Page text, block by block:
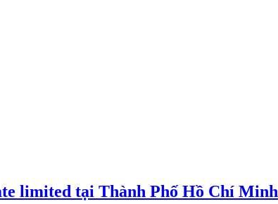
limited tại Thành Phố Hồ Chí Minh